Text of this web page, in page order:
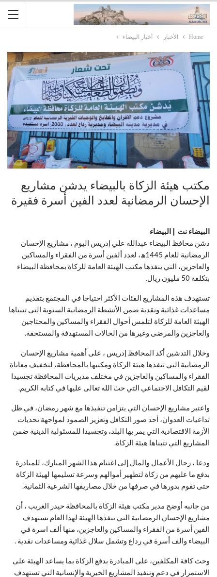
Home الأخبار أخبار البيضاء
مكتب هيئة الزكاة بالبيضاء يدشن مشاريع
الإحسان الرمضانية لعدد الفين أسرة فقيرة
البيضاء نت | البيضاء
دشن محافظ البيضاء عبدالله علي إدريس اليوم ، مشاريع الإحسان
الرمضانية للعام 1445ھ، لعدد ألفين أسرة من الفقراء والمساكين
والعاجزين، التي ينفذها مكتب الهيئة العامة للزكاة بمحافظة البيضاء
بتكلفة 50 مليون ريال.
تستهدف هذه المشاريع الفئات الأكثر احتياجا في المجتمع بتقديم
مساعدات غذائية ونقدية ضمن الأنشطة الرمضانية السنوية التي تتبناها
الهيئة العامة للزكاة لتلمس أحوال الفقراء والمساكين والمحتاجين
والعاجزين والمرضى وغيرها من الحالات المستهدفة والمستحقة.
وخلال التدشين أكد المحافظ إدريس ، على أهمية مشاريع الإحسان
الرمضانية التي تنفذها هيئة الزكاة ومكتبها بالمحافظة، لتخفيف معاناة
الفقراء والمساكين والعاجزين في مختلف مديريات المحافظة تجسيدا
لقيم التكافل الاجتماعي التي حث الله تعالى عليها في كتابه الكريم.
واعتبر مشاريع الإحسان التي يتزامن تنفيذها مع شهر رمضان، في ظل
تداعيات العدوان، أحد صور التكافل وتعزيز الصمود لمواجهة تحديات
الأزمة الاقتصادية التي يمر بها البلد، وتجسيدا للمسئولية الدينية ضمن
المشاريع التي تتبناها هيئة الزكاة.
ودعا ، رجال الأعمال والمال إلى اغتنام هذا الشهر المبارك، للمبادرة
بدفع ما عليهم من زكاة لتطهير أموالهم وسرعة تسليمها لهيئة الزكاة
حتى تقوم بدورها في صرفها من خلال مصاريفها الشرعية الثمانية.
من جانبه أوضح مدير مكتب هيئة الزكاة بالمحافظة حيدر الغريب ، أن
مشاريع الإحسان الرمضانية التي تنفذها الهيئة لهذا العام تستهدف
الفين أسرة من الفقراء والمساكين والعاجزين، منها ألف اسرة في
البيضاء والف أسرة في رداع وتشمل سلال غذائية ومساعدات نقدية .
وحث كافة المكلفين، على المبادرة بدفع الزكاة بما يساعد الهيئة على
الاستمرار في دعم وتنفيذ المشاريع الخيرية والإنسانية التي تستهدف